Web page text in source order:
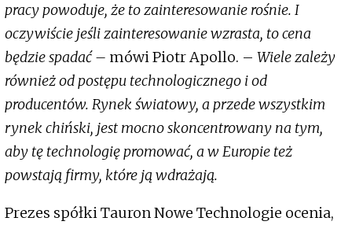
pracy powoduje, że to zainteresowanie rośnie. I
oczywiście jeśli zainteresowanie wzrasta, to cena
będzie spadać – mówi Piotr Apollo. – Wiele zależy
również od postępu technologicznego i od
producentów. Rynek światowy, a przede wszystkim
rynek chiński, jest mocno skoncentrowany na tym,
aby tę technologię promować, a w Europie też
powstają firmy, które ją wdrażają.
Prezes spółki Tauron Nowe Technologie ocenia,